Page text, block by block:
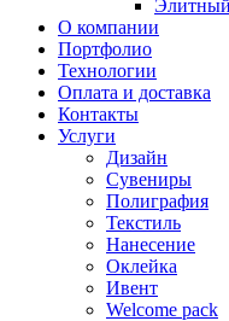
О компании
Портфолио
Технологии
Оплата и доставка
Контакты
Услуги
Дизайн
Сувениры
Полиграфия
Текстиль
Нанесение
Оклейка
Ивент
Welcome pack